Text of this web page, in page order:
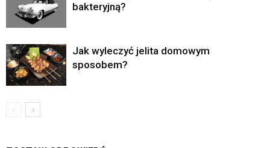
bakteryjną?
Jak wyleczyć jelita domowym
sposobem?